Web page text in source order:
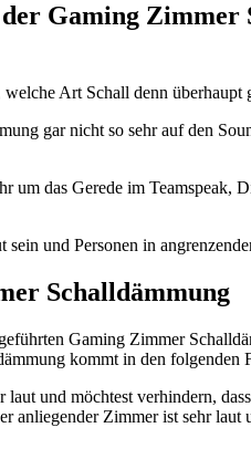
Gaming Zimmer
Art Schall denn überhaupt
gar nicht so sehr auf den
um das Gerede im
und Personen in
Schalldämmung
Gaming Zimmer
kommt in den folgenden
laut und möchtest verhindern,
anliegender Zimmer ist sehr